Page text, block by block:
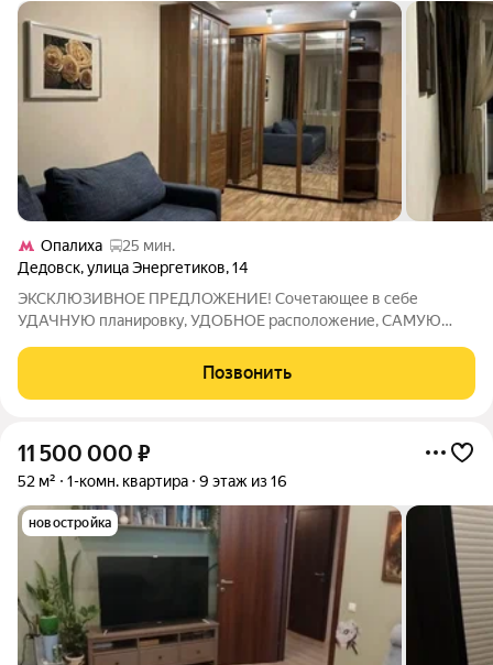
Опалиха
25 мин.
Дедовск,улица Энергетиков,14
ЭКСКЛЮЗИВНОЕ ПРЕДЛОЖЕНИЕ! Сочетающее в себе
УДАЧНУЮ планировку, УДОБНОЕ расположение, САМУЮ
этаже добротного КИРПИЧНОГО дома общей площадью 45
кв.м., расположена в зелёном районе г. Дедовска в 23 км
Позвонить
11 500 000 ₽
52 м² 1-комн. квартира 9 этаж из 16
новостройка